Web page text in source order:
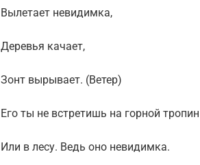
Вылетает невидимка,
Деревья качает,
Зонт вырывает. (Ветер)
Его ты не встретишь на горной
Или в лесу. Ведь оно невидимка.